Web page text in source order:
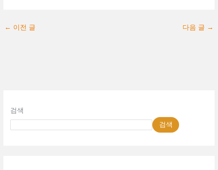
← 이전 글 다음 글 →
검색
검색